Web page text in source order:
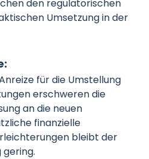
den regulatorischen
Umsetzung in der
für die Umstellung
erschweren die
an die neuen
finanzielle
bleibt der
gering.